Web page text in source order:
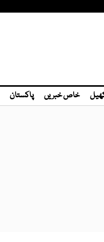
خاص خبریں پاکستان